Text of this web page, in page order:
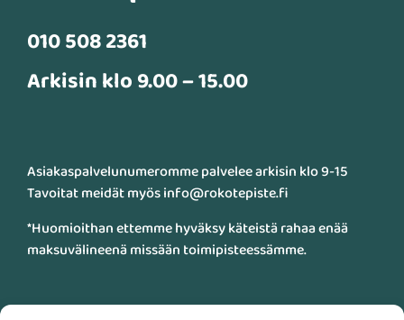
010 508 2361
Arkisin klo 9.00 – 15.00
Asiakaspalvelunumeromme palvelee arkisin klo 9-15
Tavoitat meidät myös info@rokotepiste.fi
*Huomioithan ettemme hyväksy käteistä rahaa enää
maksuvälineenä missään toimipisteessämme.